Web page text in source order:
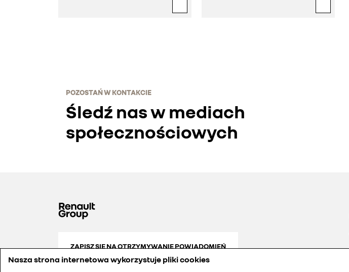
POZOSTAŃ W KONTAKCIE
Śledź nas w mediach
społecznościowych
ZAPISZ SIĘ NA OTRZYMYWANIE POWIADOMIEŃ
Nasza strona internetowa wykorzystuje pliki cookies